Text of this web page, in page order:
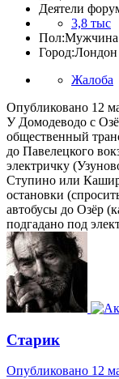
Деятели
3,8 тыс
Пол:Мужчина
Город:Лондон
Жалоба
Опубликовано 12
У Домодеводо с
общественный
до Павелецкого
электричку
Ступино или
остановки
автобусы до Озёр
подгадано под
Старик
Опубликовано 12